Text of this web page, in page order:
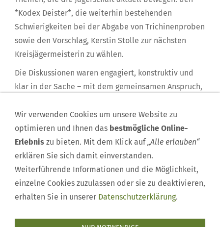
*Kodex Deister*, die weiterhin bestehenden
Schwierigkeiten bei der Abgabe von Trichinenproben
sowie den Vorschlag, Kerstin Stolle zur nächsten
Kreisjägermeisterin zu wählen.
Die Diskussionen waren engagiert, konstruktiv und
klar in der Sache – mit dem gemeinsamen Anspruch,
Arbeit vor Ort weiter zu stärken.
Fotos und Text: Wolfram Klöber
Wir verwenden Cookies um unsere Website zu
optimieren und Ihnen das bestmögliche Online-
Erlebnis zu bieten. Mit dem Klick auf„Alle erlauben“
erklären Sie sich damit einverstanden.
Weiterführende Informationen und die Möglichkeit,
einzelne Cookies zuzulassen oder sie zu deaktivieren,
erhalten Sie in unserer Datenschutzerklärung.